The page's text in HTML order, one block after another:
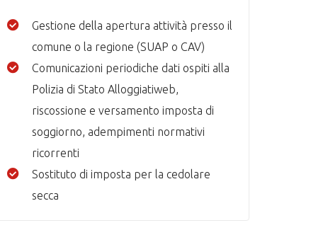
Gestione della apertura attività presso il
comune o la regione (SUAP o CAV)
Comunicazioni periodiche dati ospiti alla
Polizia di Stato Alloggiatiweb,
riscossione e versamento imposta di
soggiorno, adempimenti normativi
ricorrenti
Sostituto di imposta per la cedolare
secca